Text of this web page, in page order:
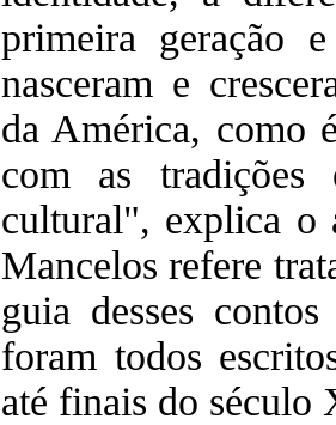
primeira geração
nasceram e
da América, como
com as
cultural", explica o
Mancelos refere
guia desses
foram todos
até finais do século